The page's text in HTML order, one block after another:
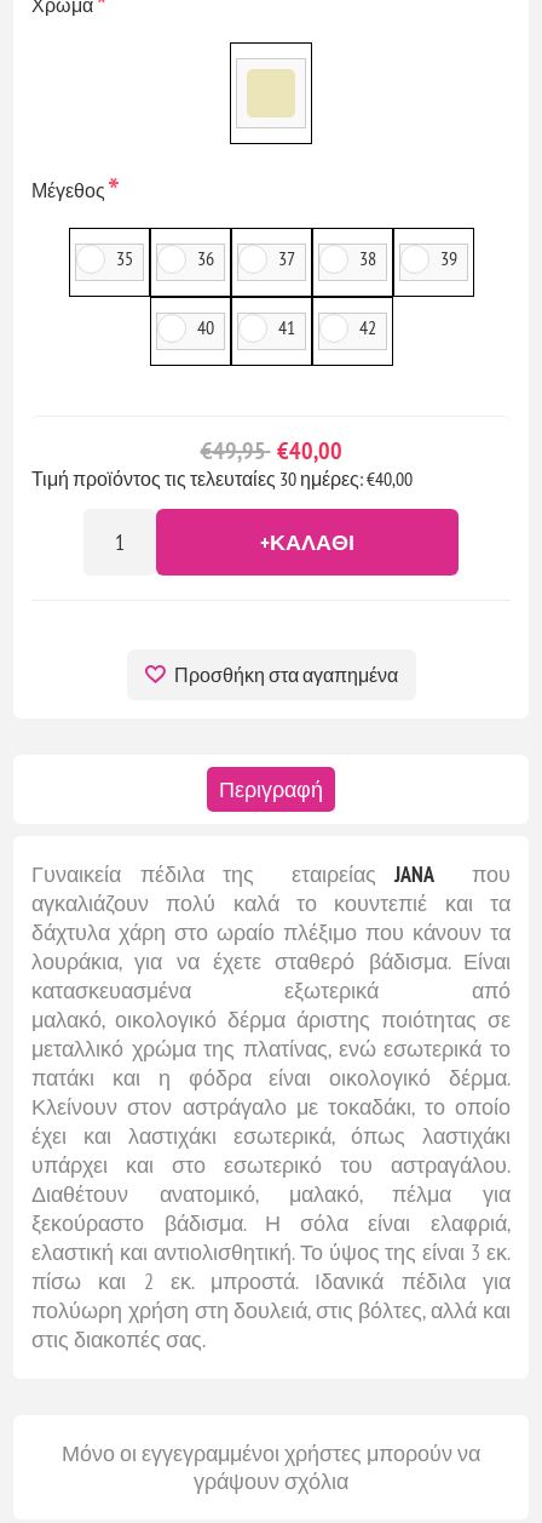
Μέγεθος*
35 36 37 38 39
40 41 42
€49,95 €40,00
Τιμή προϊόντος τις τελευταίες 30 ημέρες: €40,00
+ΚΑΛΆΘΙ
Προσθήκη στα αγαπημένα
Περιγραφή
Γυναικεία πέδιλα της εταιρείας JANA που
αγκαλιάζουν πολύ καλά το κουντεπιέ και τα
δάχτυλα χάρη στο ωραίο πλέξιμο που κάνουν τα
λουράκια, για να έχετε σταθερό βάδισμα. Είναι
κατασκευασμένα εξωτερικά από
μαλακό, οικολογικό δέρμα άριστης ποιότητας σε
μεταλλικό χρώμα της πλατίνας, ενώ εσωτερικά το
πατάκι και η φόδρα είναι οικολογικό δέρμα.
Κλείνουν στον αστράγαλο με τοκαδάκι, το οποίο
έχει και λαστιχάκι εσωτερικά, όπως λαστιχάκι
υπάρχει και στο εσωτερικό του αστραγάλου.
Διαθέτουν ανατομικό, μαλακό, πέλμα για
ξεκούραστο βάδισμα. Η σόλα είναι ελαφριά,
ελαστική και αντιολισθητική. Το ύψος της είναι 3 εκ.
πίσω και 2 εκ. μπροστά. Ιδανικά πέδιλα για
πολύωρη χρήση στη δουλειά, στις βόλτες, αλλά και
στις διακοπές σας.
Μόνο οι εγγεγραμμένοι χρήστες μπορούν να
γράψουν σχόλια